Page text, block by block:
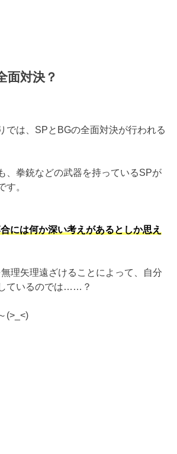
面対決？
では、SPとBGの全面対決が行われる
、拳銃などの武器を持っているSPが
す。
には何か深い考えがあるとしか思え
理矢理遠ざけることによって、自分
ているのでは……？
(>_<)